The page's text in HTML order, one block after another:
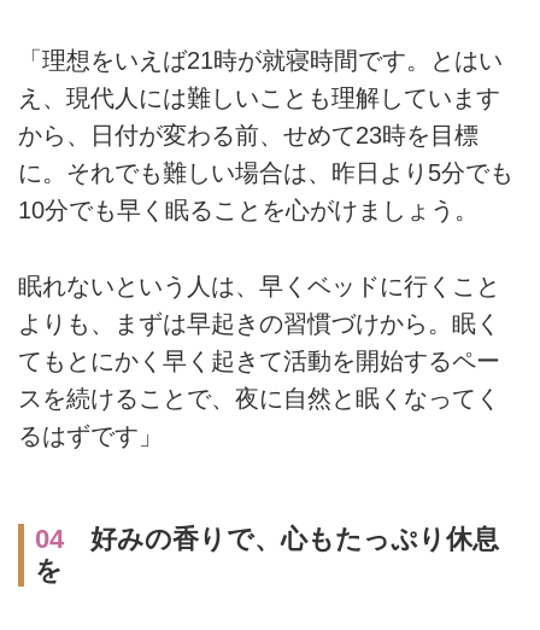
「理想をいえば21時が就寝時間です。とはい
え、現代人には難しいことも理解しています
から、日付が変わる前、せめて23時を目標
に。それでも難しい場合は、昨日より5分でも
10分でも早く眠ることを心がけましょう。
眠れないという人は、早くベッドに行くこと
よりも、まずは早起きの習慣づけから。眠く
てもとにかく早く起きて活動を開始するペー
スを続けることで、夜に自然と眠くなってく
るはずです」
04好みの香りで、心もたっぷり休息
を